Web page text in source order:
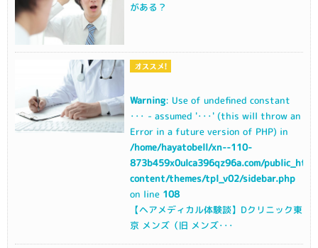
がある？
Warning: Use of undefined constant
･･･ - assumed '･･･' (this will throw an
Error in a future version of PHP) in
/home/hayatobell/xn--110-
873b459x0ulca396qz96a.com/
content/themes/tpl_v02/sidebar.php
on line 108
【ヘアメディカル体験談】Dクリニック東
京 メンズ（旧 メンズ･･･